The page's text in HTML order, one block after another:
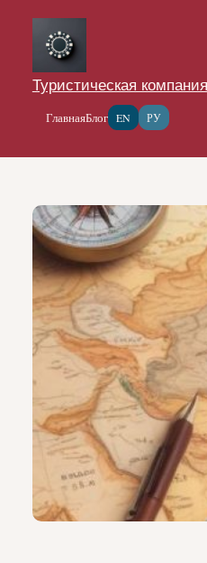
содержимому
Туристическая
ГлавнаяБлог EN РУ